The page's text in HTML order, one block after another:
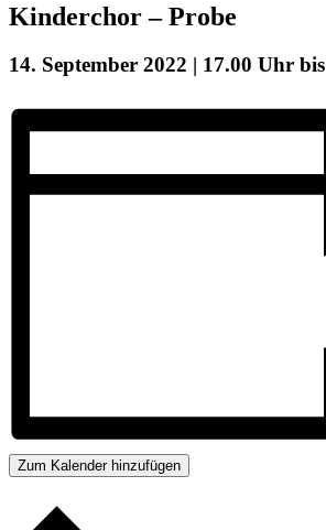
Kinderchor – Probe
14. September 2022 | 17.00 Uhr bis
Zum Kalender hinzufügen